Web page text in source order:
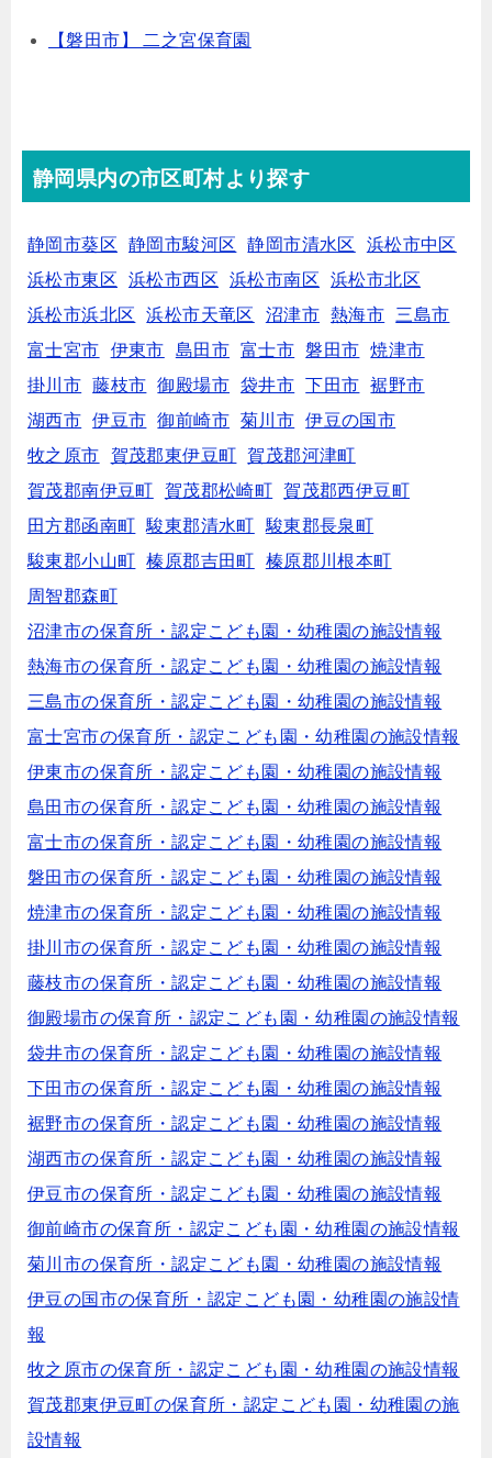
【磐田市】 二之宮保育園
静岡県内の市区町村より探す
静岡市葵区 静岡市駿河区 静岡市清水区
浜松市中区
浜松市東区
浜松市西区 浜松市南区
浜松市北区
浜松市浜北区
浜松市天竜区 沼津市 熱海市
三島市
富士宮市
伊東市 島田市 富士市 磐田市
焼津市
掛川市
藤枝市 御殿場市 袋井市 下田市
裾野市
湖西市
伊豆市 御前崎市 菊川市
伊豆の国市
牧之原市
賀茂郡東伊豆町
賀茂郡河津町
賀茂郡南伊豆町
賀茂郡松崎町
賀茂郡西伊豆町
田方郡函南町
駿東郡清水町
駿東郡長泉町
駿東郡小山町
榛原郡吉田町
榛原郡川根本町
周智郡森町
沼津市の保育所・認定こども園・幼稚園の施設情報
熱海市の保育所・認定こども園・幼稚園の施設情報
三島市の保育所・認定こども園・幼稚園の施設情報
富士宮市の保育所・認定こども園・幼稚園の施設情報
伊東市の保育所・認定こども園・幼稚園の施設情報
島田市の保育所・認定こども園・幼稚園の施設情報
富士市の保育所・認定こども園・幼稚園の施設情報
磐田市の保育所・認定こども園・幼稚園の施設情報
焼津市の保育所・認定こども園・幼稚園の施設情報
掛川市の保育所・認定こども園・幼稚園の施設情報
藤枝市の保育所・認定こども園・幼稚園の施設情報
御殿場市の保育所・認定こども園・幼稚園の施設情報
袋井市の保育所・認定こども園・幼稚園の施設情報
下田市の保育所・認定こども園・幼稚園の施設情報
裾野市の保育所・認定こども園・幼稚園の施設情報
湖西市の保育所・認定こども園・幼稚園の施設情報
伊豆市の保育所・認定こども園・幼稚園の施設情報
御前崎市の保育所・認定こども園・幼稚園の施設情報
菊川市の保育所・認定こども園・幼稚園の施設情報
伊豆の国市の保育所・認定こども園・幼稚園の施設情
報
牧之原市の保育所・認定こども園・幼稚園の施設情報
賀茂郡東伊豆町の保育所・認定こども園・幼稚園の施
設情報